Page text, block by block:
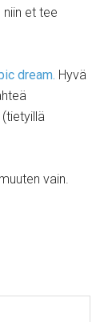
et tee
dream. Hyvä
vain.